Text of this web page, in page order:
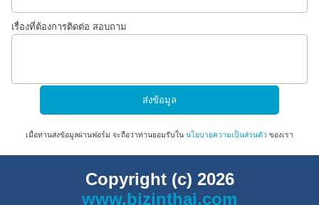
เรื่องที่ต้องการติดต่อ สอบถาม
เมื่อท่านส่งข้อมูลผ่านฟอร์ม จะถือว่าท่านยอมรับใน นโยบายความเป็นส่วนตัว ของเรา
Copyright (c) 2026
www.bizinthai.com